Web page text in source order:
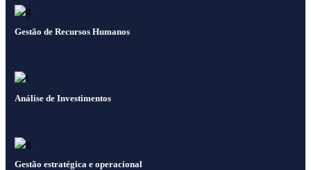
Gestão de Recursos Humanos
Análise de Investimentos
Gestão estratégica e operacional